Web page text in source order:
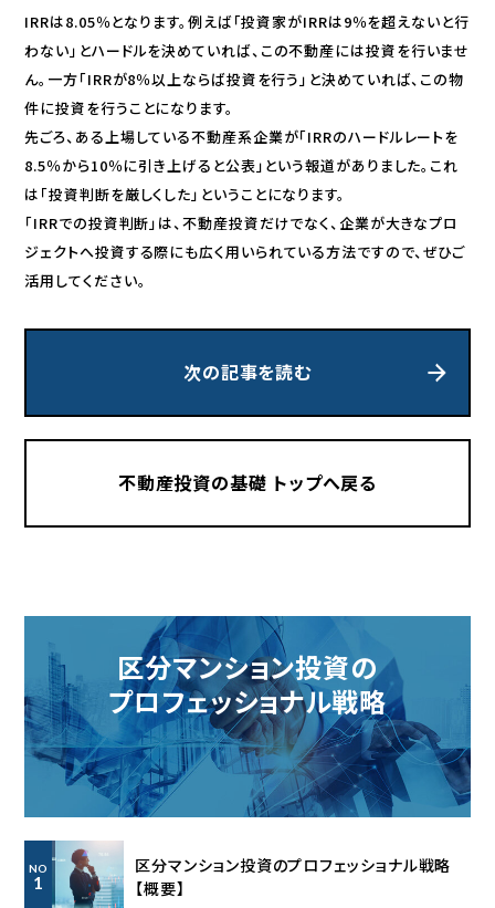
IRRは8.05％となります。例えば「投資家がIRRは9％を超えないと行
わない」とハードルを決めていれば、この不動産には投資を行いませ
ん。一方「IRRが8％以上ならば投資を行う」と決めていれば、この物
件に投資を行うことになります。
先ごろ、ある上場している不動産系企業が「IRRのハードルレートを
8.5％から10％に引き上げると公表」という報道がありました。これ
は「投資判断を厳しくした」ということになります。
「IRRでの投資判断」は、不動産投資だけでなく、企業が大きなプロ
ジェクトへ投資する際にも広く用いられている方法ですので、ぜひご
活用してください。
次の記事を読む
不動産投資の基礎 トップへ戻る
区分マンション投資の
プロフェッショナル戦略
NO
1
区分マンション投資のプロフェッショナル戦略
【概要】